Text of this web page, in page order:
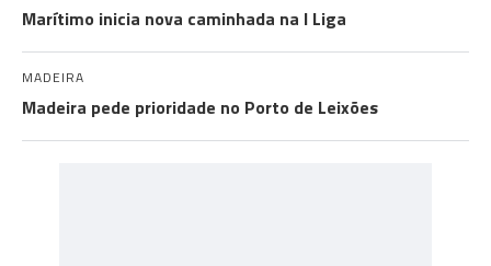
Marítimo inicia nova caminhada na I Liga
MADEIRA
Madeira pede prioridade no Porto de Leixões